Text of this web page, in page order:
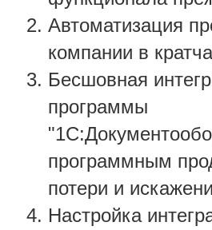
Автоматизация
компании в
Бесшовная
программы
программным
потери и
Настройка